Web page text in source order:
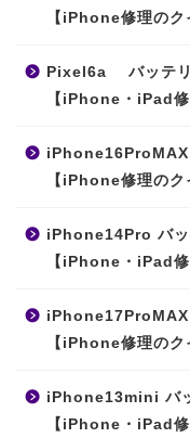
【iPhone修理のク
Pixel6a バッテリ
【iPhone・iPad修
【iPhone修理のク
iPhone14Pro バッ
【iPhone・iPad修
【iPhone修理のク
iPhone13mini バ
【iPhone・iPad修